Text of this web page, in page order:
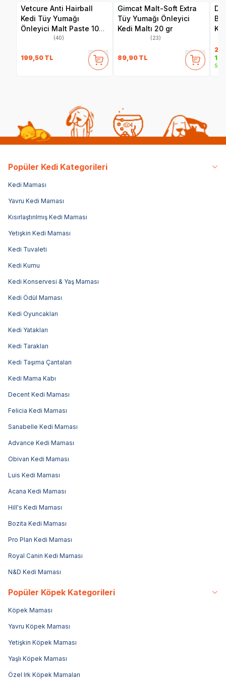
Vetcure Anti Hairball
Kedi Tüy Yumağı
Önleyici Malt Paste 100
(40)
199,50 TL
Gimcat Malt-Soft Extra
Tüy Yumağı Önleyici
Kedi Maltı 20 gr
(23)
89,90 TL
Popüler Kedi Kategorileri
Kedi Maması
Yavru Kedi Maması
Kısırlaştırılmış Kedi Maması
Yetişkin Kedi Maması
Kedi Tuvaleti
Kedi Kumu
Kedi Konservesi & Yaş Maması
Kedi Ödül Maması
Kedi Oyuncakları
Kedi Yatakları
Kedi Tarakları
Kedi Taşıma Çantaları
Kedi Mama Kabı
Decent Kedi Maması
Felicia Kedi Maması
Sanabelle Kedi Maması
Advance Kedi Maması
Obivan Kedi Maması
Luis Kedi Maması
Acana Kedi Maması
Hill's Kedi Maması
Bozita Kedi Maması
Pro Plan Kedi Maması
Royal Canin Kedi Maması
N&D Kedi Maması
Popüler Köpek Kategorileri
Köpek Maması
Yavru Köpek Maması
Yetişkin Köpek Maması
Yaşlı Köpek Maması
Özel Irk Köpek Mamaları